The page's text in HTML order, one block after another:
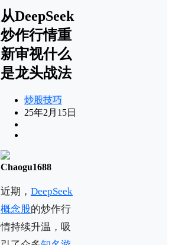
从DeepSeek
炒作行情重
新审视什么
是龙头战法
炒股技巧
25年2月15日
Chaogu1688
近期， DeepSeek
概念股的炒作行
情持续升温，吸